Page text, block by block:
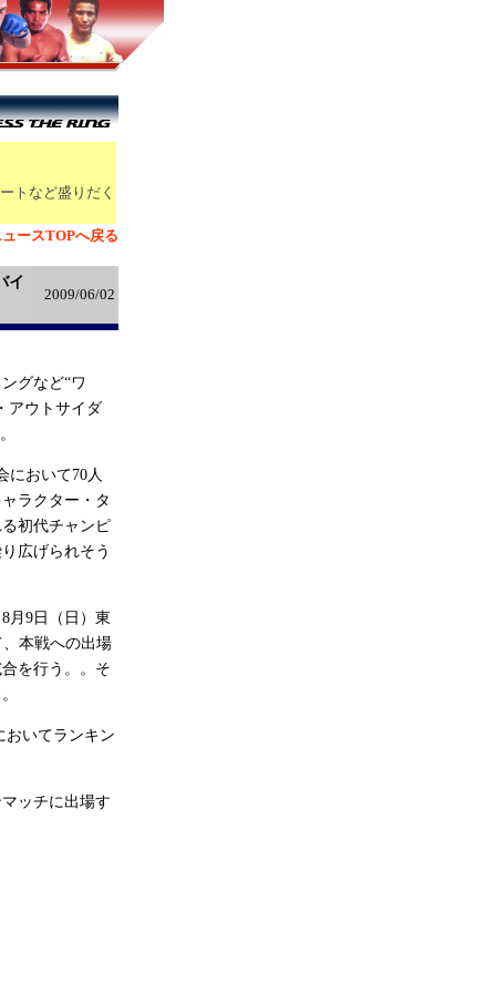
トなど盛りだく
ースTOPへ戻る
イ
2009/06/02
グなど“ワ
アウトサイダ
において70人
ラクター・タ
初代チャンピ
広げられそう
月9日（日）東
本戦への出場
を行う。。そ
いてランキン
ッチに出場す